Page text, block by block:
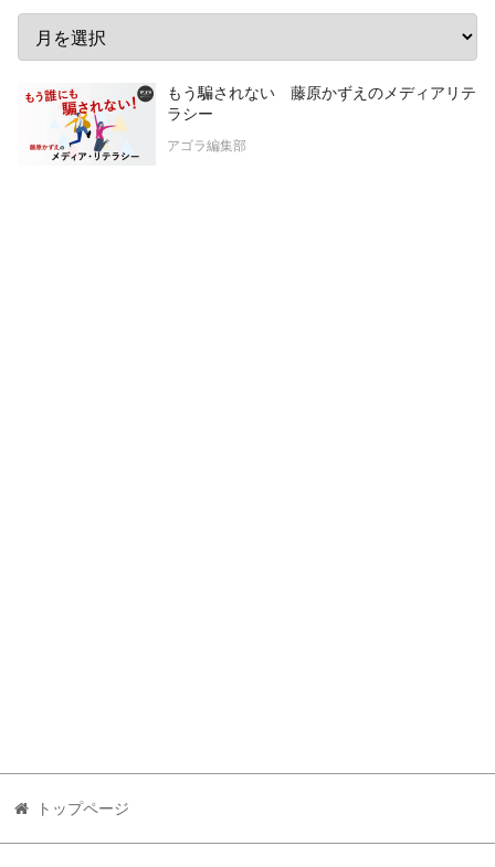
もう騙されない 藤原かずえのメディアリテ
ラシー
アゴラ編集部
トップページ